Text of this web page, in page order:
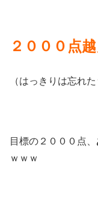
２０００点
（はっきりは忘れた
目標の２０００点、
ｗｗｗ